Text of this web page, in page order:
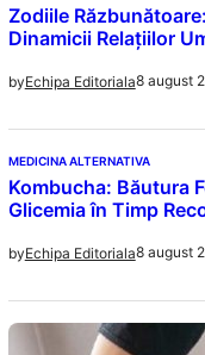
Zodiile
Dinamicii Relațiilor
byEchipa Editoriala8 august
MEDICINA ALTERNATIVA
Kombucha: Băutura
Glicemia în Timp
byEchipa Editoriala8 august